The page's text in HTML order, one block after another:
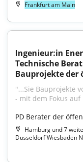
Frankfurt am Main
Ingenieur:in
Technische
Bauprojekte der
"...Sie Bauprojekte
- mit dem Fokus auf
PD Berater der
Hamburg und 7
Düsseldorf Wiesbaden